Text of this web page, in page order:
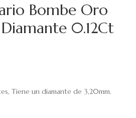
Bombe Oro
0.12Ct
Tiene un diamante de 3,20mm.